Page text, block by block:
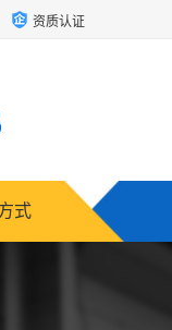
资质认证
式